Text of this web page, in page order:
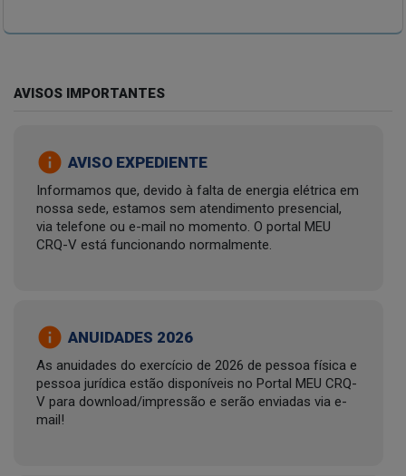
AVISOS IMPORTANTES
info AVISO EXPEDIENTE
Informamos que, devido à falta de energia elétrica em
nossa sede, estamos sem atendimento presencial,
via telefone ou e-mail no momento. O portal MEU
CRQ-V está funcionando normalmente.
info ANUIDADES 2026
As anuidades do exercício de 2026 de pessoa física e
pessoa jurídica estão disponíveis no Portal MEU CRQ-
V para download/impressão e serão enviadas via e-
mail!